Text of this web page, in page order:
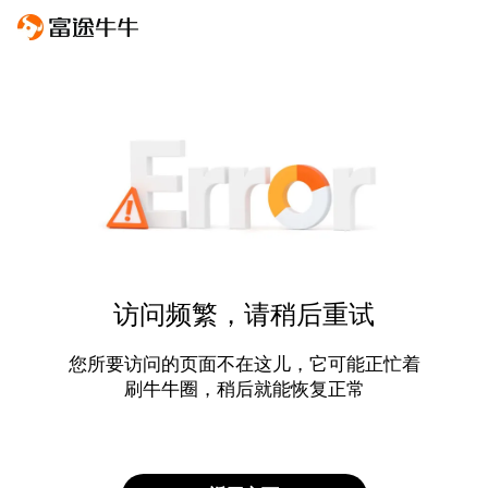
访问频繁，请稍后重试
您所要访问的页面不在这儿，它可能正忙着
刷牛牛圈，稍后就能恢复正常